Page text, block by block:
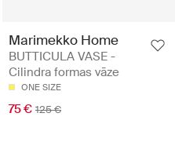
Marimekko Home
BUTTICULA VASE -
Cilindra formas vāze
ONE SIZE
75 € 125 €